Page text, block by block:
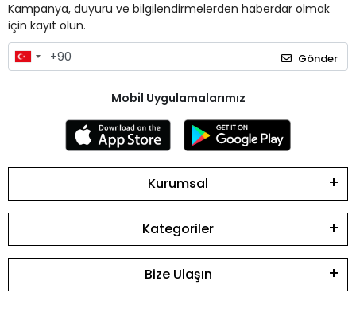
Kampanya, duyuru ve bilgilendirmelerden haberdar olmak
için kayıt olun.
Gönder
Mobil Uygulamalarımız
Kurumsal
Kategoriler
Bize Ulaşın